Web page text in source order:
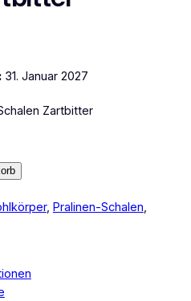
31. Januar 2027
Zartbitter
, Pralinen-Schalen